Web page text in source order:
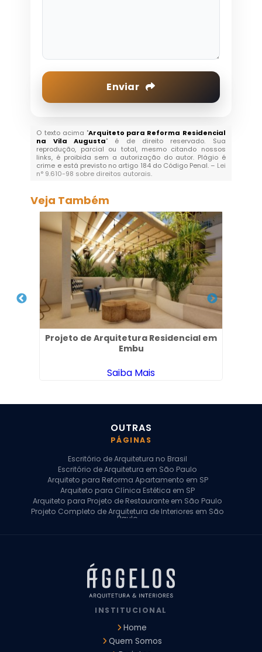
Enviar
O texto acima "Arquiteto para Reforma Residencial
na Vila Augusta" é de direito reservado. Sua
reprodução, parcial ou total, mesmo citando nossos
links, é proibida sem a autorização do autor. Plágio é
crime e está previsto no artigo 184 do Código Penal. – Lei
n° 9.610-98 sobre direitos autorais.
Veja Também
Projeto de Arquitetura Residencial em
Embu
Saiba Mais
OUTRAS
PÁGINAS
Escritório de Arquitetura no Brasil
Escritório de Arquitetura em São Paulo
Arquiteto para Reforma Apartamento em SP
Arquiteto para Clínica Estética em SP
Arquiteto para Projeto de Restaurante em São Paulo
Projeto Completo de Arquitetura de Interiores em São
Paulo
Arquiteto para Projeto Comercial em São Paulo
Arquiteto Comercial
Arquiteto para Reforma de Apartamento
Arquiteto para Reforma Residencial
Arquitetura para Reforma de Casas
Design de Interiores Apartamentos
Design de Interiores Residencial
INSTITUCIONAL
Home
Quem Somos